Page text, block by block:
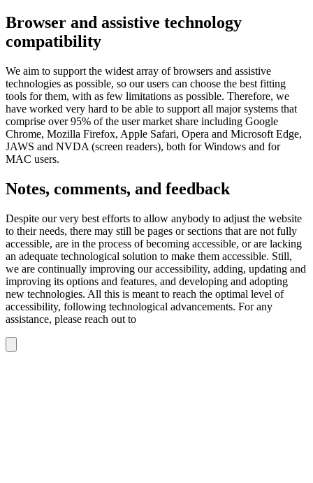
Browser and assistive technology
compatibility
We aim to support the widest array of browsers and assistive
technologies as possible, so our users can choose the best fitting
tools for them, with as few limitations as possible. Therefore, we
have worked very hard to be able to support all major systems that
comprise over 95% of the user market share including Google
Chrome, Mozilla Firefox, Apple Safari, Opera and Microsoft Edge,
JAWS and NVDA (screen readers), both for Windows and for
MAC users.
Notes, comments, and feedback
Despite our very best efforts to allow anybody to adjust the website
to their needs, there may still be pages or sections that are not fully
accessible, are in the process of becoming accessible, or are lacking
an adequate technological solution to make them accessible. Still,
we are continually improving our accessibility, adding, updating and
improving its options and features, and developing and adopting
new technologies. All this is meant to reach the optimal level of
accessibility, following technological advancements. For any
assistance, please reach out to